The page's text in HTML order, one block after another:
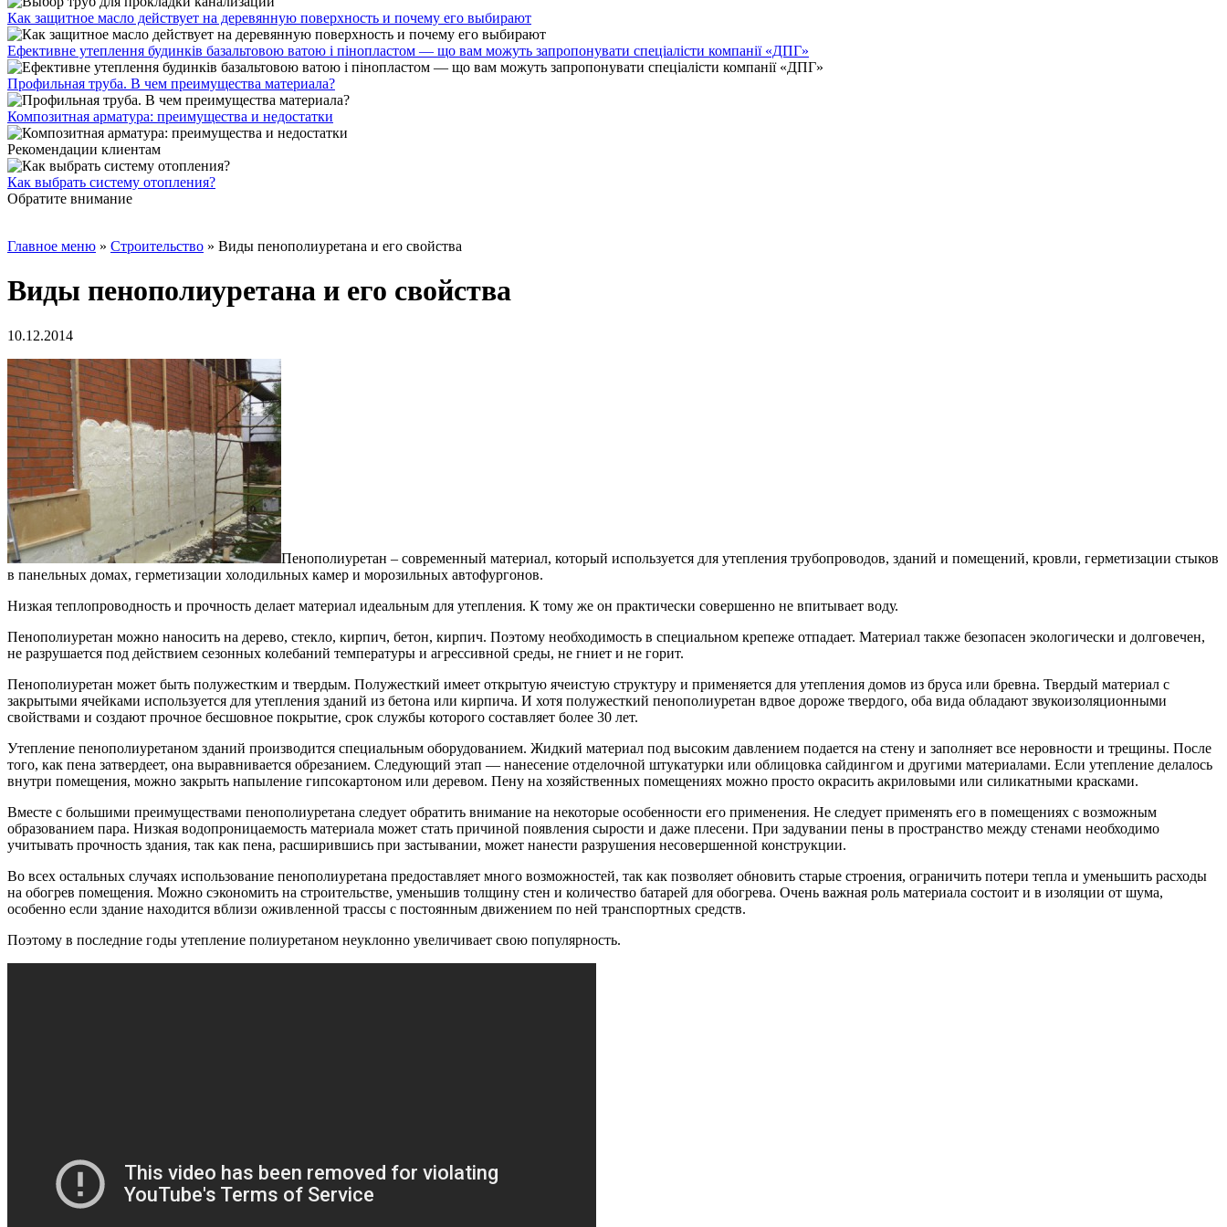
Как защитное масло действует на деревянную поверхность и почему его выбирают
Ефективне утеплення будинків базальтовою ватою і пінопластом — що вам можуть запропонувати спеціалісти компанії «ДПГ»
Профильная труба. В чем преимущества материала?
Композитная арматура: преимущества и недостатки
Рекомендации клиентам
Как выбрать систему отопления?
Обратите внимание
Главное меню » Строительство » Виды пенополиуретана и его свойства
Виды пенополиуретана и его свойства
10.12.2014
Пенополиуретан – современный материал, который используется для утепления трубопроводов, зданий и помещений, кровли, герметизации стыков
в панельных домах, герметизации холодильных камер и морозильных автофургонов.
Низкая теплопроводность и прочность делает материал идеальным для утепления. К тому же он практически совершенно не впитывает воду.
Пенополиуретан можно наносить на дерево, стекло, кирпич, бетон, кирпич. Поэтому необходимость в специальном крепеже отпадает. Материал также безопасен экологически и долговечен,
не разрушается под действием сезонных колебаний температуры и агрессивной среды, не гниет и не горит.
Пенополиуретан может быть полужестким и твердым. Полужесткий имеет открытую ячеистую структуру и применяется для утепления домов из бруса или бревна. Твердый материал с
закрытыми ячейками используется для утепления зданий из бетона или кирпича. И хотя полужесткий пенополиуретан вдвое дороже твердого, оба вида обладают звукоизоляционными
свойствами и создают прочное бесшовное покрытие, срок службы которого составляет более 30 лет.
Утепление пенополиуретаном зданий производится специальным оборудованием. Жидкий материал под высоким давлением подается на стену и заполняет все неровности и трещины. После
того, как пена затвердеет, она выравнивается обрезанием. Следующий этап — нанесение отделочной штукатурки или облицовка сайдингом и другими материалами. Если утепление делалось
внутри помещения, можно закрыть напыление гипсокартоном или деревом. Пену на хозяйственных помещениях можно просто окрасить акриловыми или силикатными красками.
Вместе с большими преимуществами пенополиуретана следует обратить внимание на некоторые особенности его применения. Не следует применять его в помещениях с возможным
образованием пара. Низкая водопроницаемость материала может стать причиной появления сырости и даже плесени. При задувании пены в пространство между стенами необходимо
учитывать прочность здания, так как пена, расширившись при застывании, может нанести разрушения несовершенной конструкции.
Во всех остальных случаях использование пенополиуретана предоставляет много возможностей, так как позволяет обновить старые строения, ограничить потери тепла и уменьшить расходы
на обогрев помещения. Можно сэкономить на строительстве, уменьшив толщину стен и количество батарей для обогрева. Очень важная роль материала состоит и в изоляции от шума,
особенно если здание находится вблизи оживленной трассы с постоянным движением по ней транспортных средств.
Поэтому в последние годы утепление полиуретаном неуклонно увеличивает свою популярность.